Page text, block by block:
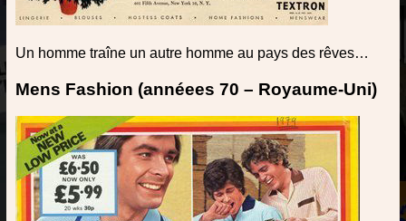
Un homme traîne un autre homme au pays des rêves…
Mens Fashion (annéees 70 – Royaume-Uni)